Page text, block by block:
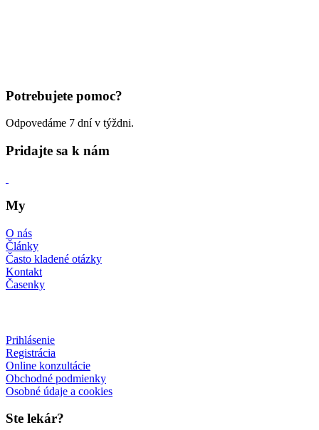
Potrebujete pomoc?
Odpovedáme 7 dní v týždni.
Pridajte sa k nám
My
O nás
Články
Často kladené otázky
Kontakt
Časenky
Prihlásenie
Registrácia
Online konzultácie
Obchodné podmienky
Osobné údaje a cookies
Ste lekár?